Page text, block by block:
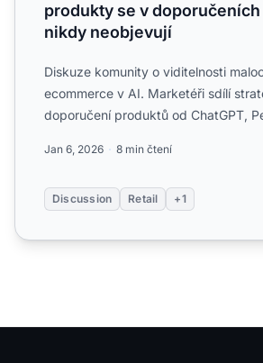
produkty se v doporučeních
nikdy neobjevují
Diskuze komunity o viditelnosti
ecommerce v AI. Marketéři sdílí
doporučení produktů od ChatGPT,
Jan 6, 2026 8 min čtení
Discussion Retail +1